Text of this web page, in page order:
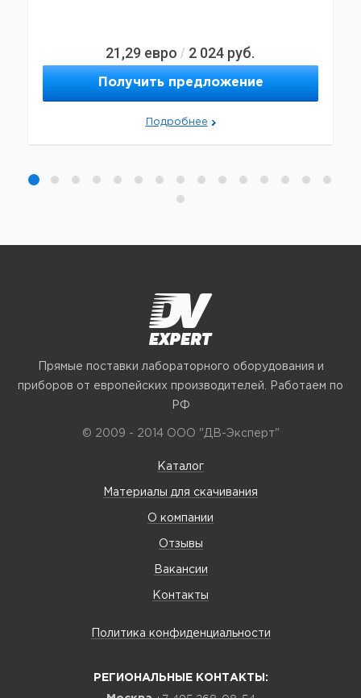
21,29 евро / 2 024 руб.
Получить предложение
Подробнее
Прямые поставки лабораторного оборудования и
приборов от европейских производителей. Работаем по
РФ
© 2009 - 2014 ООО "ДВ-Эксперт"
Каталог
Материалы для скачивания
О компании
Отзывы
Вакансии
Контакты
Политика конфиденциальности
РЕГИОНАЛЬНЫЕ КОНТАКТЫ: